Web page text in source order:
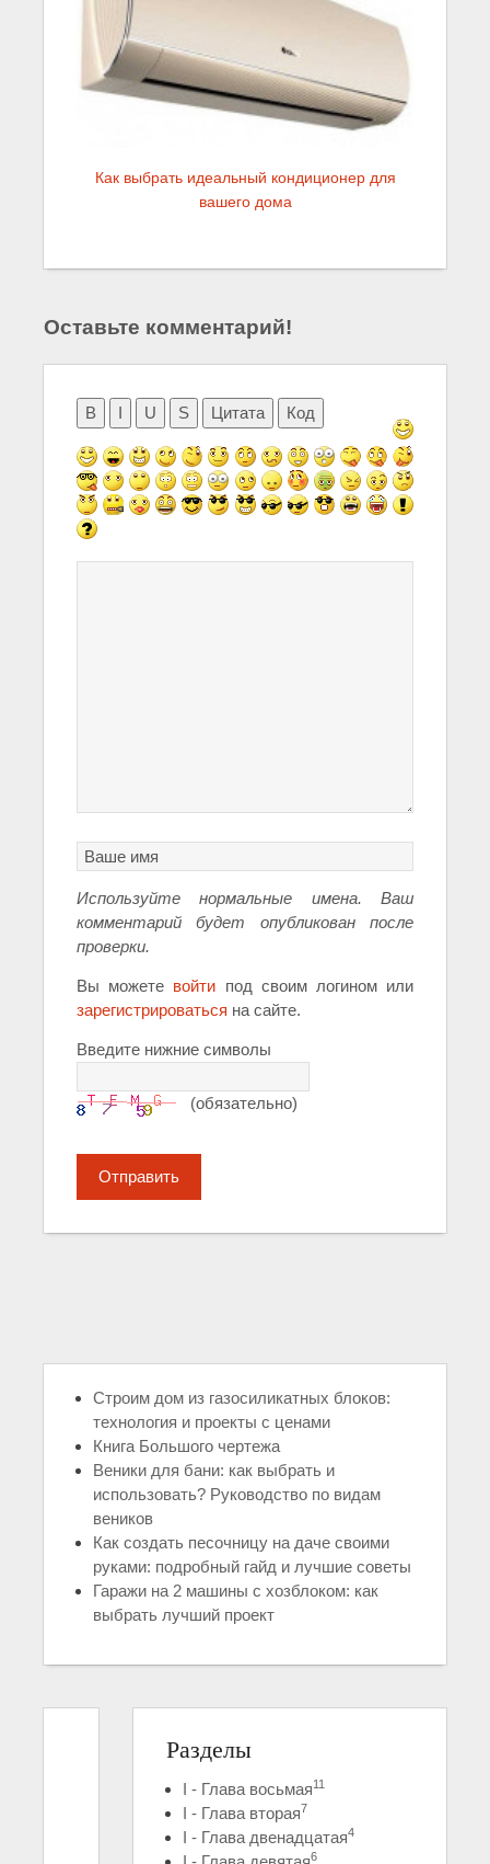
Как выбрать идеальный кондиционер для
вашего дома
Оставьте комментарий!
B I U S Цитата Код
Используйте нормальные имена. Ваш
комментарий будет опубликован после
проверки.
Вы можете войти под своим логином или
зарегистрироваться на сайте.
Введите нижние символы
(обязательно)
Отправить
Строим дом из газосиликатных блоков:
технология и проекты с ценами
Книга Большого чертежа
Веники для бани: как выбрать и
использовать? Руководство по видам
веников
Как создать песочницу на даче своими
руками: подробный гайд и лучшие советы
Гаражи на 2 машины с хозблоком: как
выбрать лучший проект
Разделы
I - Глава восьмая11
I - Глава вторая7
I - Глава двенадцатая4
6